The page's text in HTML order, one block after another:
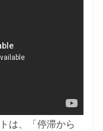
は、「停滞から